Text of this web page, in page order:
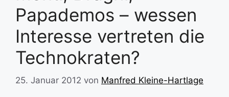
Papademos – wessen
Interesse vertreten die
Technokraten?
25. Januar 2012 von Manfred Kleine-Hartlage